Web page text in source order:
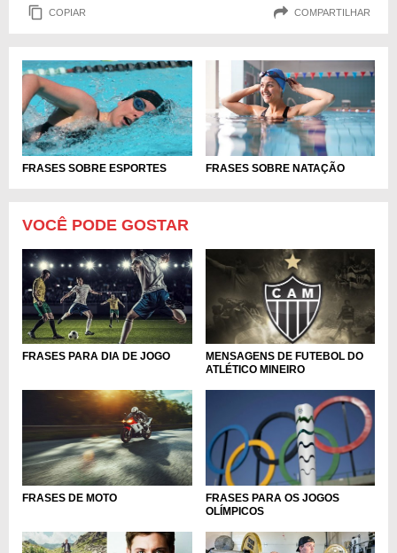
COPIAR COMPARTILHAR
FRASES SOBRE ESPORTES FRASES SOBRE NATAÇÃO
VOCÊ PODE GOSTAR
FRASES PARA DIA DE JOGO
MENSAGENS DE FUTEBOL DO
ATLÉTICO MINEIRO
FRASES DE MOTO
FRASES PARA OS JOGOS
OLÍMPICOS